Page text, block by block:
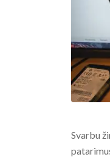
Svarbu